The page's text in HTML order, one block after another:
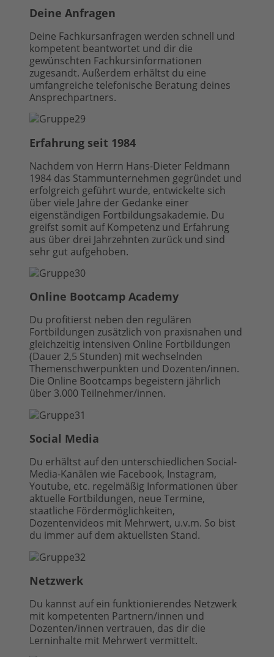
Deine Anfragen
Deine Fachkursanfragen werden schnell und
kompetent beantwortet und dir die
gewünschten Fachkursinformationen
zugesandt. Außerdem erhältst du eine
umfangreiche telefonische Beratung deines
Ansprechpartners.
Erfahrung seit 1984
Nachdem von Herrn Hans-Dieter Feldmann
1984 das Stammunternehmen gegründet und
erfolgreich geführt wurde, entwickelte sich
über viele Jahre der Gedanke einer
eigenständigen Fortbildungsakademie. Du
greifst somit auf Kompetenz und Erfahrung
aus über drei Jahrzehnten zurück und sind
sehr gut aufgehoben.
Online Bootcamp Academy
Du profitierst neben den regulären
Fortbildungen zusätzlich von praxisnahen und
gleichzeitig intensiven Online Fortbildungen
(Dauer 2,5 Stunden) mit wechselnden
Themenschwerpunkten und Dozenten/innen.
Die Online Bootcamps begeistern jährlich
über 3.000 Teilnehmer/innen.
Social Media
Du erhältst auf den unterschiedlichen Social-
Media-Kanälen wie Facebook, Instagram,
Youtube, etc. regelmäßig Informationen über
aktuelle Fortbildungen, neue Termine,
staatliche Fördermöglichkeiten,
Dozentenvideos mit Mehrwert, u.v.m. So bist
du immer auf dem aktuellsten Stand.
Netzwerk
Du kannst auf ein funktionierendes Netzwerk
mit kompetenten Partnern/innen und
Dozenten/innen vertrauen, das dir die
Lerninhalte mit Mehrwert vermittelt.